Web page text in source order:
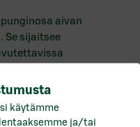
käytämme
ja/tai
aivan
Se sijaitsee
tapa saapua
liikennöi
satamien välillä.